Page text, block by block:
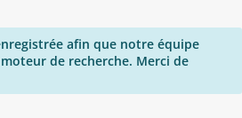
afin que notre équipe
de recherche. Merci de